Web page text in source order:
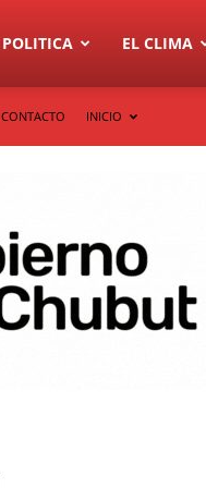
POLITICA EL CLIMA
CONTACTO INICIO